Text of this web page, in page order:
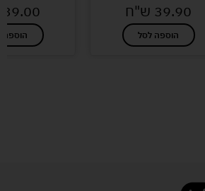
39.90 ש"ח
הוספה לסל
39.00
הוספה